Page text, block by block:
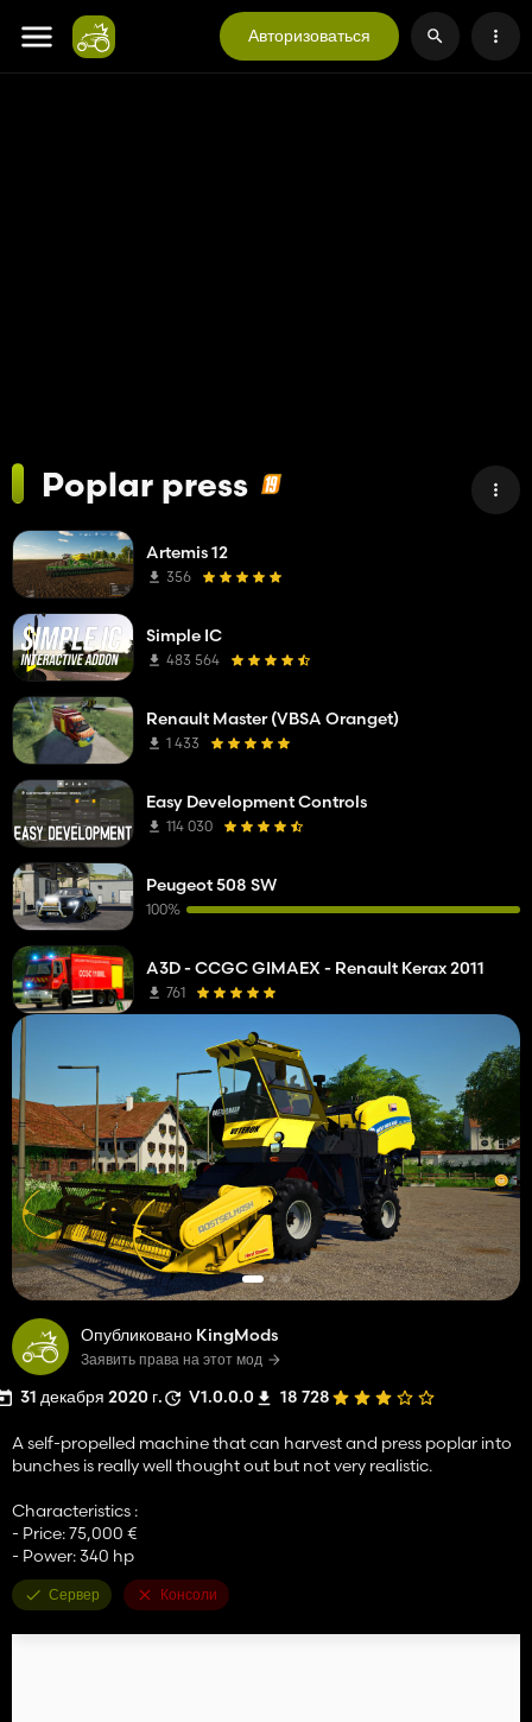
Авторизоваться
Poplar press
Опубликовано KingMods
Заявить права на этот мод
31 декабря 2020 г. V1.0.0.0 18 728
A self-propelled machine that can harvest and press poplar into
bunches is really well thought out but not very realistic.
Characteristics :
- Price: 75,000 €
- Power: 340 hp
Сервер Консоли
Artemis 12
356
Simple IC
483 564
Renault Master (VBSA Oranget)
1 433
Easy Development Controls
114 030
Peugeot 508 SW
100%
A3D - CCGC GIMAEX - Renault Kerax 2011
761